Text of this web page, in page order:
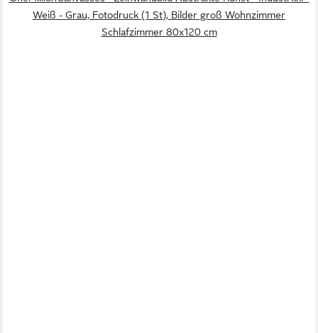
Weiß - Grau, Fotodruck (1 St), Bilder groß Wohnzimmer
Schlafzimmer 80x120 cm